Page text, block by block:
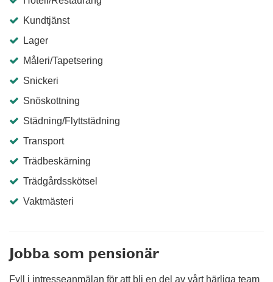
Kundtjänst
Lager
Måleri/Tapetsering
Snickeri
Snöskottning
Städning/Flyttstädning
Transport
Trädbeskärning
Trädgårdsskötsel
Vaktmästeri
Jobba som pensionär
Fyll i intresseanmälan för att bli en del av vårt härliga team